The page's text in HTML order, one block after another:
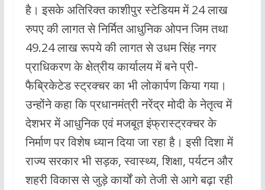
है। इसके अतिरिक्त काशीपुर स्टेडियम में 24 लाख
रुपए की लागत से निर्मित आधुनिक ओपन जिम तथा
49.24 लाख रूपये की लागत से उधम सिंह नगर
प्राधिकरण के क्षेत्रीय कार्यालय में बने प्री-
फैब्रिकेटेड स्ट्रक्चर का भी लोकार्पण किया गया।
उन्होंने कहा कि प्रधानमंत्री नरेंद्र मोदी के नेतृत्व में
देशभर में आधुनिक एवं मजबूत इंफ्रास्ट्रक्चर के
निर्माण पर विशेष ध्यान दिया जा रहा है। इसी दिशा में
राज्य सरकार भी सड़क, स्वास्थ्य, शिक्षा, पर्यटन और
शहरी विकास से जुड़े कार्यों को तेजी से आगे बढ़ा रही